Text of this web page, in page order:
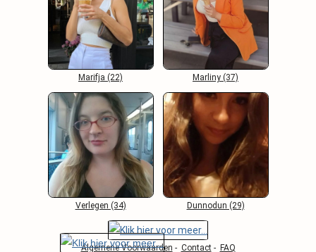
Marifja (22) Marliny (37)
Verlegen (34) Dunnodun (29)
Algemene Voorwaarden - Contact- FAQ